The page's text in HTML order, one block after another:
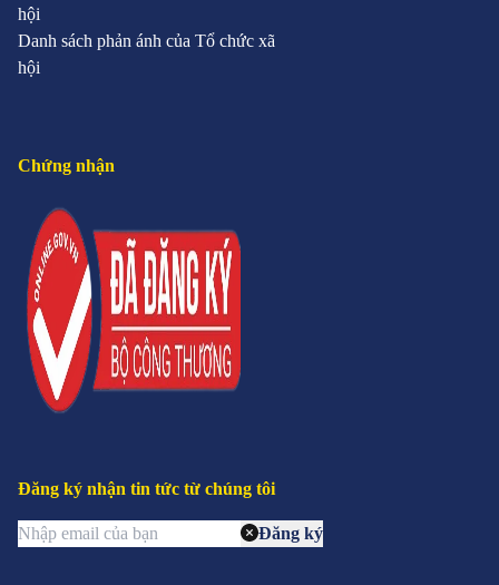
hội
Danh sách phản ánh của Tổ chức xã
hội
Chứng nhận
Đăng ký nhận tin tức từ chúng tôi
Đăng ký